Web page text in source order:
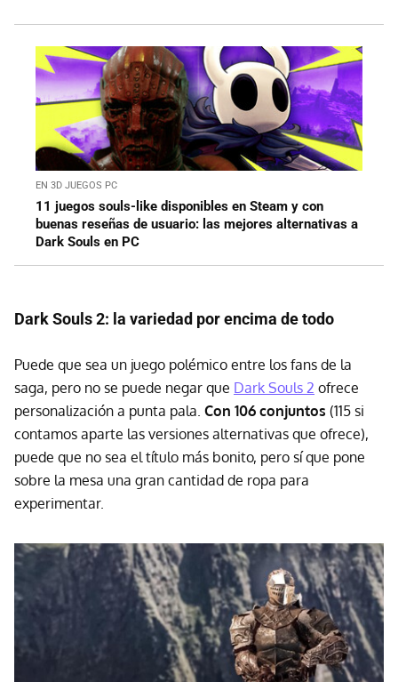
EN 3D JUEGOS PC
11 juegos souls-like disponibles en Steam y con
buenas reseñas de usuario: las mejores alternativas a
Dark Souls en PC
Dark Souls 2: la variedad por encima de todo
Puede que sea un juego polémico entre los fans de la
saga, pero no se puede negar que Dark Souls 2 ofrece
personalización a punta pala. Con 106 conjuntos (115 si
contamos aparte las versiones alternativas que ofrece),
puede que no sea el título más bonito, pero sí que pone
sobre la mesa una gran cantidad de ropa para
experimentar.